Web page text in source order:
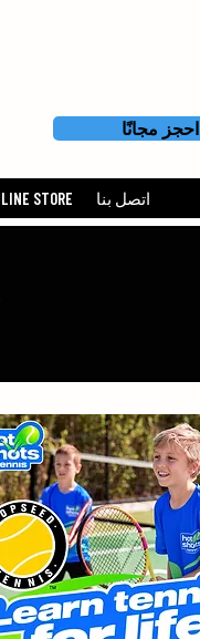
احجز مجانًا
STORE اتصل بنا